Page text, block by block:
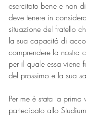
esercitato bene e non
deve tenere in
situazione del fratello
la sua capacità di
comprendere la nostra
per il quale essa viene
del prossimo e la sua
Per me è stata la prima
partecipato allo